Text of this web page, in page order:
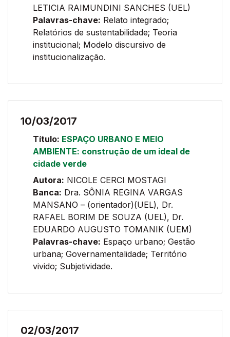
LETICIA RAIMUNDINI SANCHES (UEL)
Palavras-chave: Relato integrado;
Relatórios de sustentabilidade; Teoria
institucional; Modelo discursivo de
institucionalização.
10/03/2017
Título: ESPAÇO URBANO E MEIO
AMBIENTE: construção de um ideal de
cidade verde
Autora: NICOLE CERCI MOSTAGI
Banca: Dra. SÔNIA REGINA VARGAS
MANSANO – (orientador)(UEL), Dr.
RAFAEL BORIM DE SOUZA (UEL), Dr.
EDUARDO AUGUSTO TOMANIK (UEM)
Palavras-chave: Espaço urbano; Gestão
urbana; Governamentalidade; Território
vivido; Subjetividade.
02/03/2017